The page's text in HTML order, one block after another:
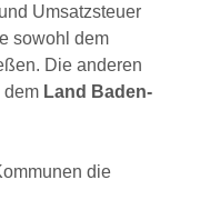
Umsatzsteuer
sowohl dem
Die anderen
dem Land Baden-
die